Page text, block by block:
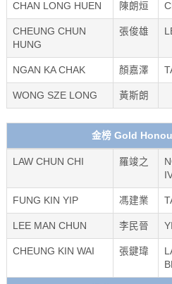
CHAN LONG HUEN 陳朗烜
CHEUNG CHUN
HUNG
張俊雄
NGAN KA CHAK 顏嘉澤
WONG SZE LONG 黃斯朗
金榜 Gold
LAW CHUN CHI 羅竣之
FUNG KIN YIP 馮建業
LEE MAN CHUN 李民晉
CHEUNG KIN WAI 張鍵瑋